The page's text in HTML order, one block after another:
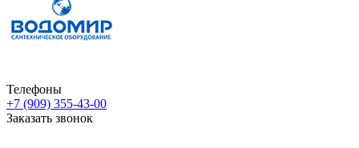
Телефоны
+7 (909) 355-43-00
Заказать звонок